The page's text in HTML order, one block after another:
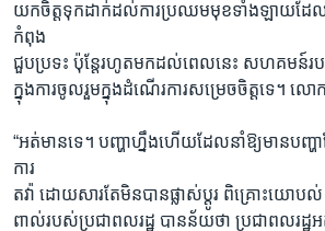
យកចិត្តទុកដាក់ដល់ការប្រឈមមុខទាំងឡាយដ
កំពុង
ជួបប្រទះ ប៉ុន្តែរហូតមកដល់ពេលនេះ សហគមន៍
ក្នុងការចូលរួមក្នុងដំណើរការសម្រេចចិត្តទេ។ លោក
“អត់មានទេ។ បញ្ហាហ្នឹងហើយដែលនាំឱ្យមានបញ្ហ
ការ
តវ៉ា ដោយសារតែមិនបានផ្លាស់ប្តូរ ពិគ្រោះយោ
ពាល់របស់ប្រជាពលរដ្ឋ បានន័យថា ប្រជាពលរដ្